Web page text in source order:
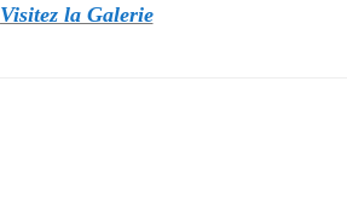
Visitez la Galerie